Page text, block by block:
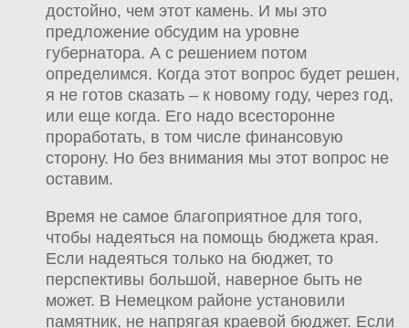
достойно, чем этот камень. И мы это
предложение обсудим на уровне
губернатора. А с решением потом
определимся. Когда этот вопрос будет решен,
я не готов сказать – к новому году, через год,
или еще когда. Его надо всесторонне
проработать, в том числе финансовую
сторону. Но без внимания мы этот вопрос не
оставим.
Время не самое благоприятное для того,
чтобы надеяться на помощь бюджета края.
Если надеяться только на бюджет, то
перспективы большой, наверное быть не
может. В Немецком районе установили
памятник, не напрягая краевой бюджет. Если